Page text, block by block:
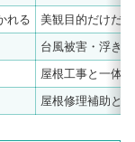
れる
美観目的だけだ
台風被害・浮き
屋根工事と一体
屋根修理補助と